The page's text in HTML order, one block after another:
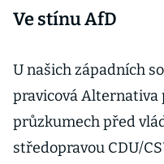
Ve stínu AfD
U našich západních
pravicová Alternativa
průzkumech před
středopravou CDU/